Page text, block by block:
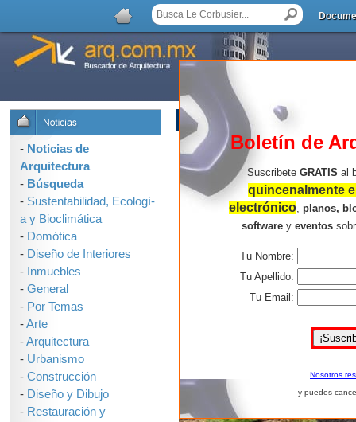
LISTA DE COMENTARIOS
Boletín de
Suscribete GRATIS al
quincenalmente
electrónico, planos,
softwarey eventos
Tu Nombre:
Tu Apellido:
Tu Email:
Nosotros
y puedes
- Noticias de
Arquitectura
- Búsqueda
- Sustentabilidad, Ecologí­
a y Bioclimática
- Domótica
- Diseño de Interiores
- Inmuebles
- General
- Por Temas
-Arte
-Arquitectura
- Urbanismo
- Construcción
- Diseño y Dibujo
- Restauración y